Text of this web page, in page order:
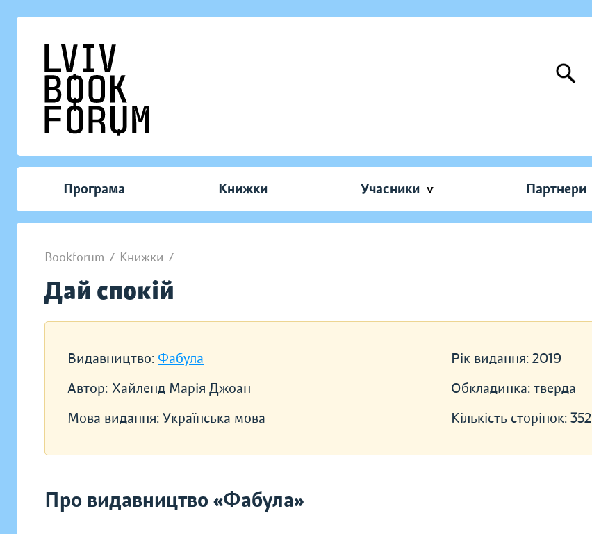
Програма Книжки Учасники Партнери
Bookforum / Книжки /
Дай спокій
Видавництво: Фабула
Автор: Хайленд Марія Джоан
Мова видання: Українська мова
Рік видання: 2019
Обкладинка: тверда
Кількість сторінок: 352
Про видавництво «Фабула»